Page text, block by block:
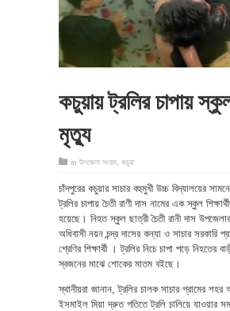
কচুয়ায় ট্রলির চাপায়
মৃত্যু
in উপজেলা সংবাদ কচুয়া
চাঁদপুরের কচুয়ার সাচার বহুমুখী উচ্চ বিদ্যালয়ের
ট্রলির চাপায় চৈতী রাণী দাস নামের এক স্কুল
হয়েছে। নিহত স্কুল ছাত্রী চৈতী রানী দাস
অধিবাসী নয়ন চন্দ্র দাসের কন্যা ও সাচার সরকারি
শ্রেণির শিক্ষার্থী । ট্রলির নিচে চাপা পড়ে নিহতের
স্বজনের মাঝে শোকের মাতম বইছে।
স্থানীয়রা জানান, ট্রলির চালক সাচার গ্রামের
ইসমাইল মিয়া দ্রুত গতিতে ট্রলি চালিয়ে যাওয়ার